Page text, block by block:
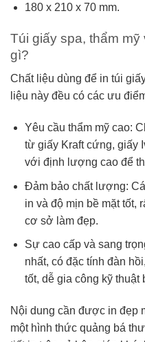
180 x 210 x 70 mm.
Túi giấy spa, thẩm
gì?
Chất liệu dùng để in túi
liệu này đều có các ưu
Yêu cầu thẩm mỹ cao:
từ giấy Kraft cứng, giấy
với định lượng cao để
Đảm bảo chất lượng:
in và độ mịn bề mặt tốt,
cơ sở làm đẹp.
Sự cao cấp và sang
nhất, có đặc tính đàn
tốt, dễ gia công kỹ thuật
Nội dung cần được in đẹp
một hình thức quảng bá